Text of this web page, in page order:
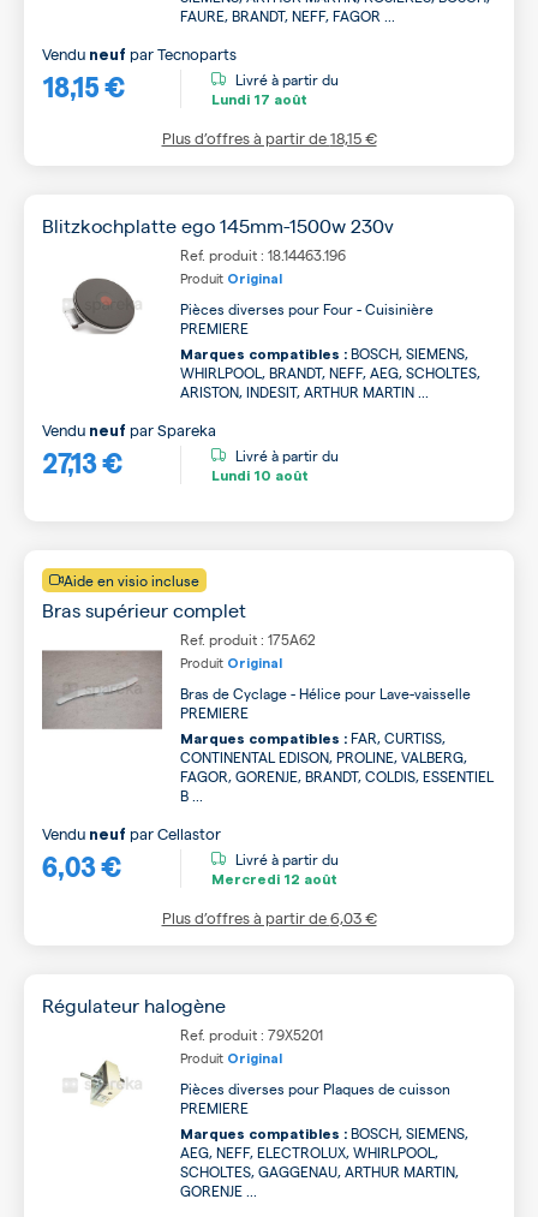
FAURE, BRANDT, NEFF, FAGOR ...
18,15 €
Vendu neuf parTecnoparts
Livré à partir du
Lundi 17 août
Plus d’offres à partir de18,15 €
Blitzkochplatte ego 145mm-1500w 230v
Ref. produit : 18.14463.196
Produit Original
Pièces diverses pour Four - Cuisinière
PREMIERE
Marques compatibles : BOSCH, SIEMENS,
WHIRLPOOL, BRANDT, NEFF, AEG, SCHOLTES,
ARISTON, INDESIT, ARTHUR MARTIN ...
27,13 €
Vendu neuf parSpareka
Livré à partir du
Lundi 10 août
Aide en visio incluse
Bras supérieur complet
Ref. produit : 175A62
Produit Original
Bras de Cyclage - Hélice pour Lave-vaisselle
PREMIERE
Marques compatibles : FAR, CURTISS,
CONTINENTAL EDISON, PROLINE, VALBERG,
FAGOR, GORENJE, BRANDT, COLDIS, ESSENTIEL
B ...
6,03 €
Vendu neuf parCellastor
Livré à partir du
Mercredi 12 août
Plus d’offres à partir de6,03 €
Régulateur halogène
Ref. produit : 79X5201
Produit Original
Pièces diverses pour Plaques de cuisson
PREMIERE
Marques compatibles : BOSCH, SIEMENS,
AEG, NEFF, ELECTROLUX, WHIRLPOOL,
SCHOLTES, GAGGENAU, ARTHUR MARTIN,
GORENJE ...